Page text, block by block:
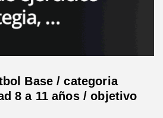
Base / categoria
8 a 11 años / objetivo